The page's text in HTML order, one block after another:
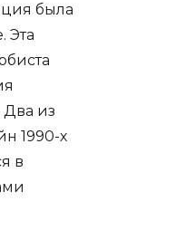
была
Эта
Два из
1990-х
в